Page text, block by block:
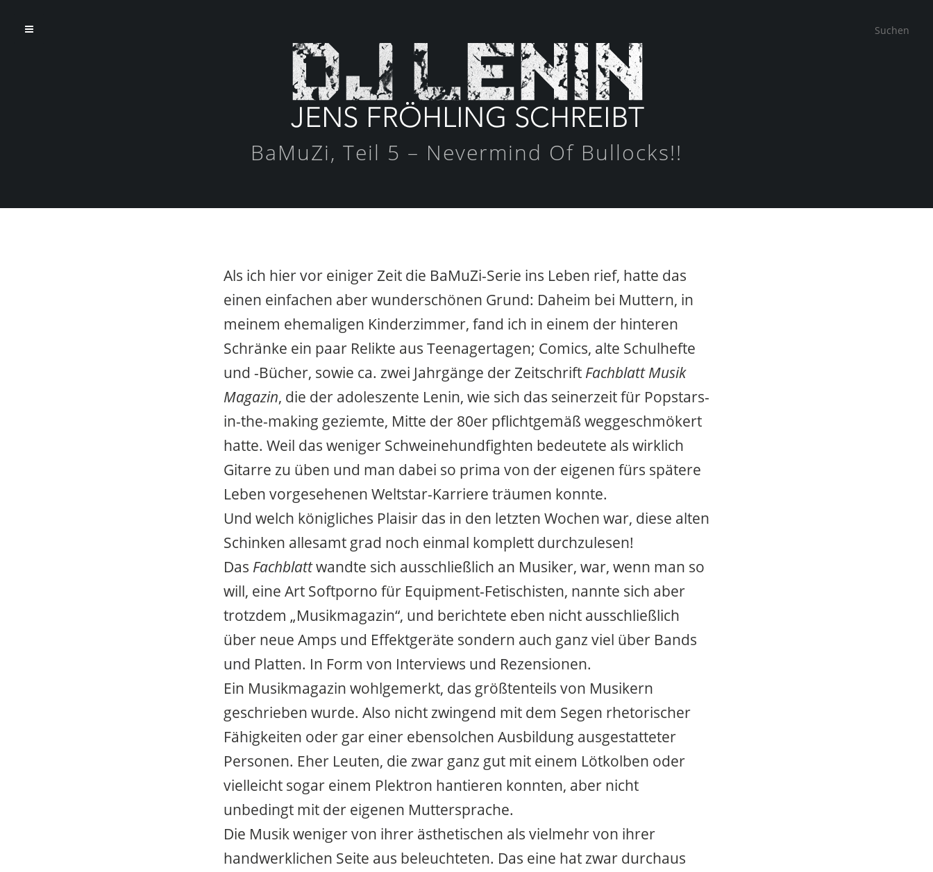
BaMuZi, Teil 5 – Nevermind Of Bullocks!!
Als ich hier vor einiger Zeit die BaMuZi-Serie ins Leben rief, hatte das
einen einfachen aber wunderschönen Grund: Daheim bei Muttern, in
meinem ehemaligen Kinderzimmer, fand ich in einem der hinteren
Schränke ein paar Relikte aus Teenagertagen; Comics, alte Schulhefte
und -Bücher, sowie ca. zwei Jahrgänge der Zeitschrift Fachblatt Musik
Magazin, die der adoleszente Lenin, wie sich das seinerzeit für Popstars-
in-the-making geziemte, Mitte der 80er pflichtgemäß weggeschmökert
hatte. Weil das weniger Schweinehundfighten bedeutete als wirklich
Gitarre zu üben und man dabei so prima von der eigenen fürs spätere
Leben vorgesehenen Weltstar-Karriere träumen konnte.
Und welch königliches Plaisir das in den letzten Wochen war, diese alten
Schinken allesamt grad noch einmal komplett durchzulesen!
Das Fachblattwandte sich ausschließlich an Musiker, war, wenn man so
will, eine Art Softporno für Equipment-Fetischisten, nannte sich aber
trotzdem „Musikmagazin“, und berichtete eben nicht ausschließlich
über neue Amps und Effektgeräte sondern auch ganz viel über Bands
und Platten. In Form von Interviews und Rezensionen.
Ein Musikmagazin wohlgemerkt, das größtenteils von Musikern
geschrieben wurde. Also nicht zwingend mit dem Segen rhetorischer
Fähigkeiten oder gar einer ebensolchen Ausbildung ausgestatteter
Personen. Eher Leuten, die zwar ganz gut mit einem Lötkolben oder
vielleicht sogar einem Plektron hantieren konnten, aber nicht
unbedingt mit der eigenen Muttersprache.
Die Musik weniger von ihrer ästhetischen als vielmehr von ihrer
handwerklichen Seite aus beleuchteten. Das eine hat zwar durchaus